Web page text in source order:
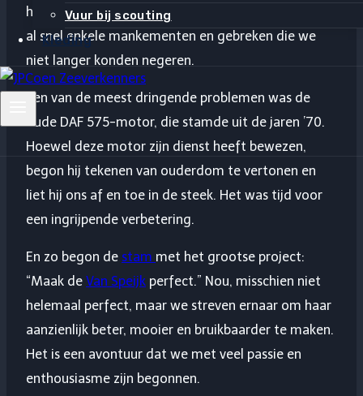
Vuur bij scouting
Kleding
heeft ons veel plezier gebracht, maar we ontdekten
al snel enkele mankementen en gebreken die we
niet langer konden negeren.
Een van de meest dringende problemen was de
oude DAF 575-motor, die stamde uit de jaren ’70.
Hoewel deze motor zijn dienst heeft bewezen,
begon hij tekenen van ouderdom te vertonen en
liet hij ons af en toe in de steek. Het was tijd voor
een ingrijpende verbetering.
En zo begon de stam met het grootse project:
“Maak de Van Speijk perfect.” Nou, misschien niet
helemaal perfect, maar we streven ernaar om haar
aanzienlijk beter, mooier en bruikbaarder te maken.
Het is een avontuur dat we met veel passie en
enthousiasme zijn begonnen.